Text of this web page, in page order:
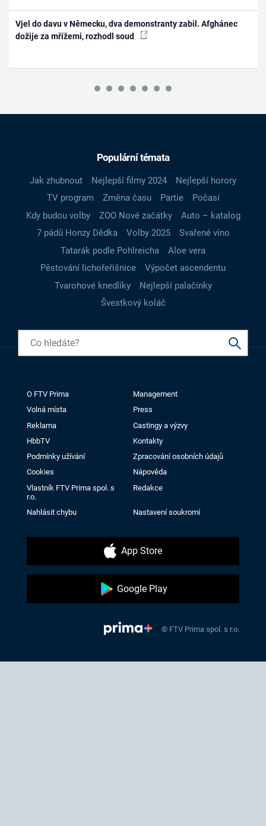
Vjel do davu v Německu, dva demonstranty zabil. Afghánec
dožije za mřížemi, rozhodl soud
Populární témata
Jak zhubnout Nejlepší filmy 2024
Nejlepší horory
TV program
Změna času Partie
Počasí
Kdy budou volby
ZOO Nové začátky
Auto – katalog
7 pádů Honzy Dědka
Volby 2025
Svařené víno
Tatarák podle Pohlreicha
Aloe vera
Pěstování lichořeřišnice
Výpočet ascendentu
Tvarohové knedlíky
Nejlepší palačinky
Švestkový koláč
O FTV Prima
Management
Volná místa
Press
Reklama
Castingy a výzvy
HbbTV
Kontakty
Podmínky užívání
Zpracování osobních údajů
Cookies
Nápověda
Vlastník FTV Prima spol. s
r.o.
Redakce
Nahlásit chybu Nastavení soukromí
App Store
Google Play
© FTV Prima spol. s r.o.